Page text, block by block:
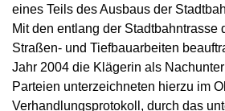
eines Teils des Ausbaus der
Mit den entlang der Stadtbahntrasse
Straßen- und Tiefbauarbeiten
Jahr 2004 die Klägerin als
Parteien unterzeichneten hierzu im
Verhandlungsprotokoll, durch das